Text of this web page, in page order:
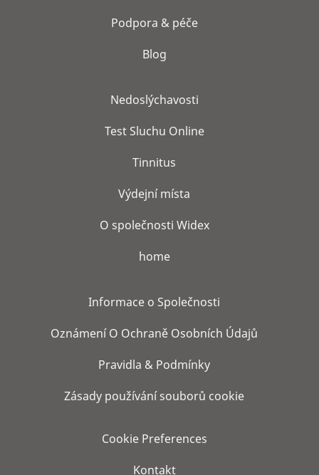
Podpora & péče
Blog
Nedoslýchavosti
Test Sluchu Online
Tinnitus
Výdejní místa
O společnosti Widex
home
Informace o Společnosti
Oznámení O Ochraně Osobních Údajů
Pravidla & Podmínky
Zásady používání souborů cookie
Cookie Preferences
Kontakt